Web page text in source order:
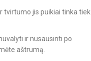
tvirtumo jis puikiai tinka tiek
ir nusausinti po
aštrumą.